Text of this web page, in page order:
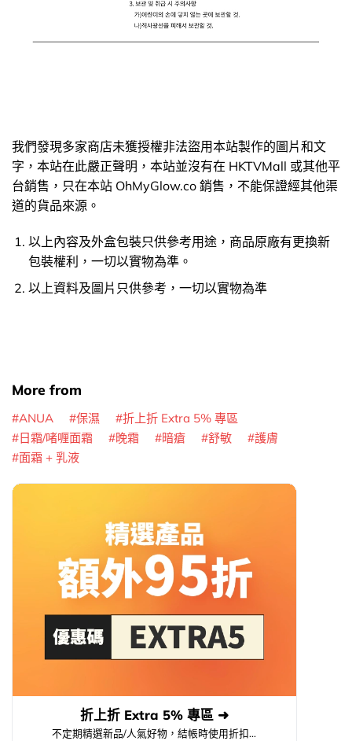
我們發現多家商店未獲授權非法盜用本站製作的圖片和文
字，本站在此嚴正聲明，本站並沒有在 HKTVMall 或其他平
台銷售，只在本站 OhMyGlow.co 銷售，不能保證經其他渠
道的貨品來源。
以上內容及外盒包裝只供參考用途，商品原廠有更換新
包裝權利，一切以實物為準。
以上資料及圖片只供參考，一切以實物為準
More from
ANUA 保濕
折上折 Extra 5% 專區
日霜/啫喱面霜
晚霜 暗瘡 舒敏
護膚
面霜 + 乳液
折上折 Extra 5% 專區 ➜
不定期精選新品/人氣好物，結帳時使用折扣...